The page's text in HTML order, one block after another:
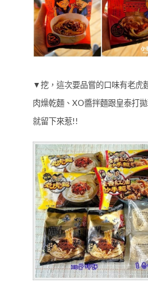
▼挖，這次要品嘗的口味有老虎
肉燥乾麵、XO醬拌麵跟皇泰打
就留下來惹!!